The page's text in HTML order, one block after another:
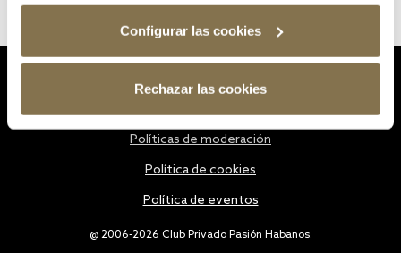
Configurar las cookies
Rechazar las cookies
@ 2006-2026 Club Privado Pasión Habanos.
Políticas de moderación
Política de cookies
Política de eventos